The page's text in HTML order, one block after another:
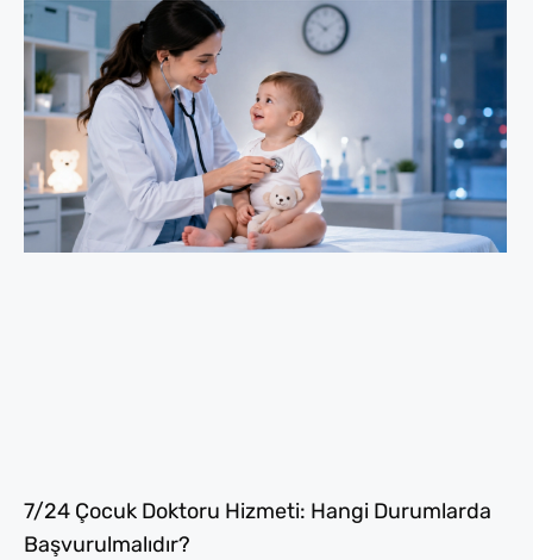
7/24 Çocuk Doktoru Hizmeti: Hangi Durumlarda
Başvurulmalıdır?